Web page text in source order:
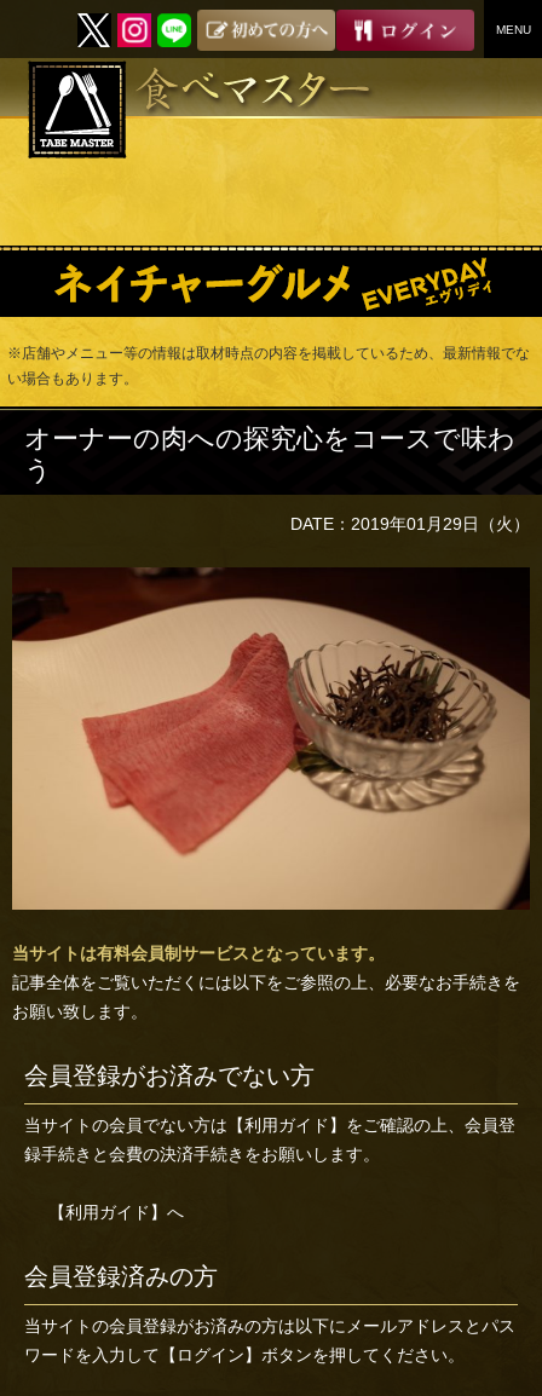
MENU
SKIP
※店舗やメニュー等の情報は取材時点の内容を掲載しているため、最新情報でな
い場合もあります。
オーナーの肉への探究心をコースで味わ
う
DATE：2019年01月29日（火）
当サイトは有料会員制サービスとなっています。
記事全体をご覧いただくには以下をご参照の上、必要なお手続きを
お願い致します。
会員登録がお済みでない方
当サイトの会員でない方は 【利用ガイド】 をご確認の上、会員登
録手続きと会費の決済手続きをお願いします。
【利用ガイド】へ
会員登録済みの方
当サイトの会員登録がお済みの方は以下にメールアドレスとパス
ワードを入力して【ログイン】ボタンを押してください。